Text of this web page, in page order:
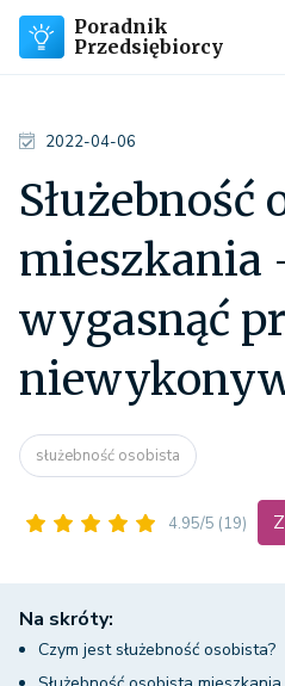
Poradnik
Przedsiębiorcy
2022-04-06
Służebność
mieszkania
wygasnąć
służebność osobista
4.95/5 (19)
Na skróty:
Czym jest służebność osobista?